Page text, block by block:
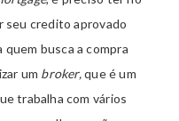
seu credito aprovado
busca a compra
um broker,que é um
trabalha com vários